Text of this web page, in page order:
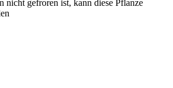
nicht gefroren ist, kann diese Pflanze